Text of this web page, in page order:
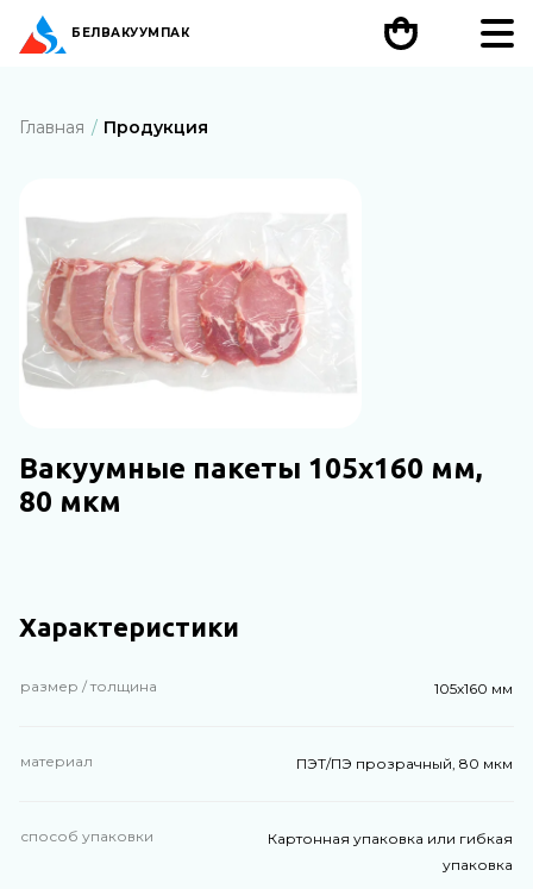
БЕЛВАКУУМПАК
Главная Продукция
Вакуумные пакеты 105х160 мм,
80 мкм
Характеристики
размер / толщина 105х160 мм
материал ПЭТ/ПЭ прозрачный, 80 мкм
способ упаковки
Картонная упаковка или гибкая
упаковка